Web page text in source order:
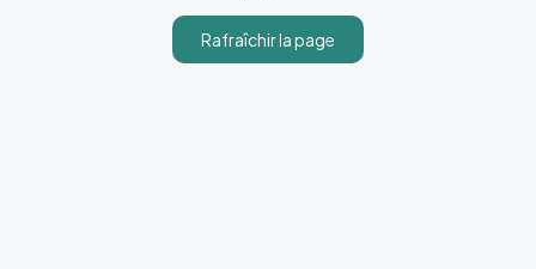
Rafraîchir la page